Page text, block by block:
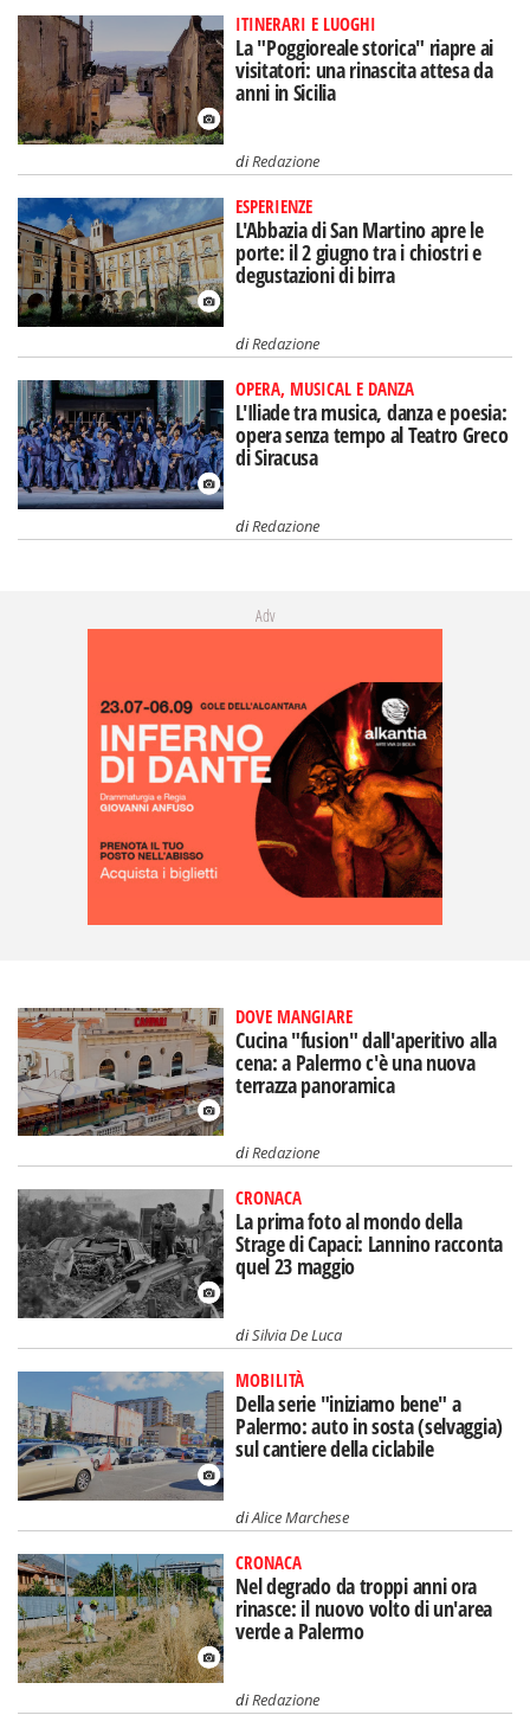
ITINERARI E LUOGHI
La "Poggioreale storica" riapre ai
visitatori: una rinascita attesa da
anni in Sicilia
diRedazione
ESPERIENZE
L'Abbazia di San Martino apre le
porte: il 2 giugno tra i chiostri e
degustazioni di birra
diRedazione
OPERA, MUSICAL E DANZA
L'Iliade tra musica, danza e poesia:
opera senza tempo al Teatro Greco
di Siracusa
diRedazione
Adv
DOVE MANGIARE
Cucina "fusion" dall'aperitivo alla
cena: a Palermo c'è una nuova
terrazza panoramica
diRedazione
CRONACA
La prima foto al mondo della
Strage di Capaci: Lannino racconta
quel 23 maggio
diSilvia De Luca
MOBILITÀ
Della serie "iniziamo bene" a
Palermo: auto in sosta (selvaggia)
sul cantiere della ciclabile
diAlice Marchese
CRONACA
Nel degrado da troppi anni ora
rinasce: il nuovo volto di un'area
verde a Palermo
diRedazione